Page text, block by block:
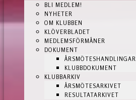
BLI MEDLEM!
NYHETER
OM KLUBBEN
KLÖVERBLADET
MEDLEMSFÖRMÅNER
DOKUMENT
ÅRSMÖTESHANDLINGAR
KLUBBDOKUMENT
KLUBBARKIV
ÅRSMÖTESARKIVET
RESULTATARKIVET